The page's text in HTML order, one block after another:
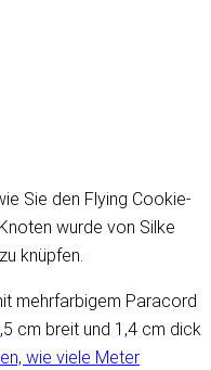
Sie den Flying Cookie-
wurde von Silke
knüpfen.
mehrfarbigem Paracord
cm breit und 1,4 cm dick
wie viele Meter